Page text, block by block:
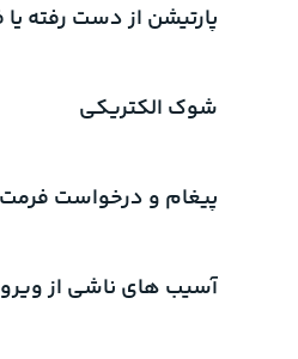
پارتیشن از دست رفته
شوک الکتریکی
پیغام و درخواست فرمت
آسیب های ناشی از